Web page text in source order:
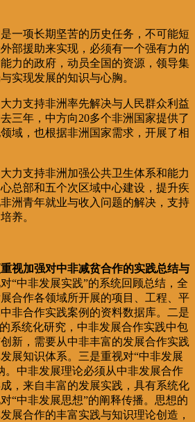
一项长期坚苦的历史任务，不可能短
部援助来实现，必须有一个强有力的
力的政府，动员全国的资源，领导集
实现发展的知识与心胸。
力支持非洲率先解决与人民群众利益
三年，中方向20多个非洲国家提供了
域，也根据非洲国家需求，开展了相
力支持非洲加强公共卫生体系和能力
总部和五个次区域中心建设，提升疾
洲青年就业与收入问题的解决，支持
养。
视加强对中非减贫合作的实践总结与
“中非发展实践”的系统回顾总结，全
合作各领域所开展的项目、工程、平
非合作实践案例的资料数据库。二是
系统化研究，中非发展合作实践中包
新，需要从中非丰富的发展合作实践
展知识体系。三是重视对“中非发展
。中非发展理论必须从中非发展合作
，来自丰富的发展实践，具有系统化
“中非发展思想”的阐释传播。思想的
展合作的丰富实践与知识理论创造，